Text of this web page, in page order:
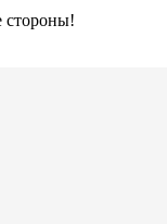
стороны!